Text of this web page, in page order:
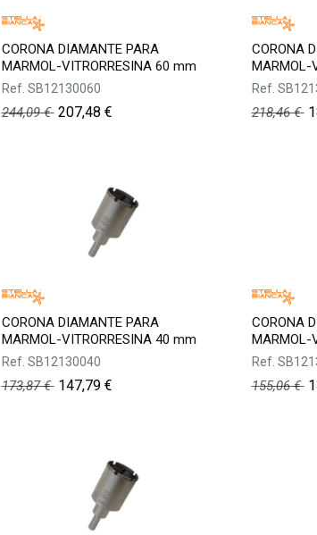
CORONA DIAMANTE PARA
MARMOL-VITRORRESINA 60 mm
Ref. SB12130060
244,09€ 207,48 €
CORONA
MARMOL-
Ref.
218,46€
CORONA DIAMANTE PARA
MARMOL-VITRORRESINA 40 mm
Ref. SB12130040
173,87€ 147,79€
CORONA
MARMOL-
Ref.
155,06€